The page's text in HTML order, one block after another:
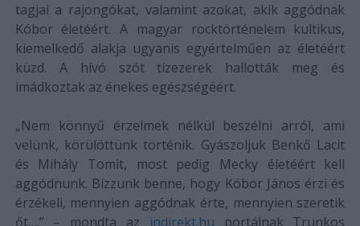
tagjai a rajongókat, valamint azokat, akik aggódnak
Kóbor életéért. A magyar rocktörténelem kultikus,
kiemelkedő alakja ugyanis egyértelműen az életéért
küzd. A hívó szót tízezerek hallották meg és
imádkoztak az énekes egészségéért.
„Nem könnyű érzelmek nélkül beszélni arról, ami
velünk, körülöttünk történik. Gyászoljuk Benkő Lacit
és Mihály Tomit, most pedig Mecky életéért kell
aggódnunk. Bízzunk benne, hogy Kóbor János érzi és
érzékeli, mennyien aggódnak érte, mennyien szeretik
őt….” – mondta az
indirekt.hu portálnak Trunkos